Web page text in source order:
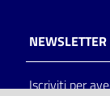
NEWSLETTER
Iscriviti per